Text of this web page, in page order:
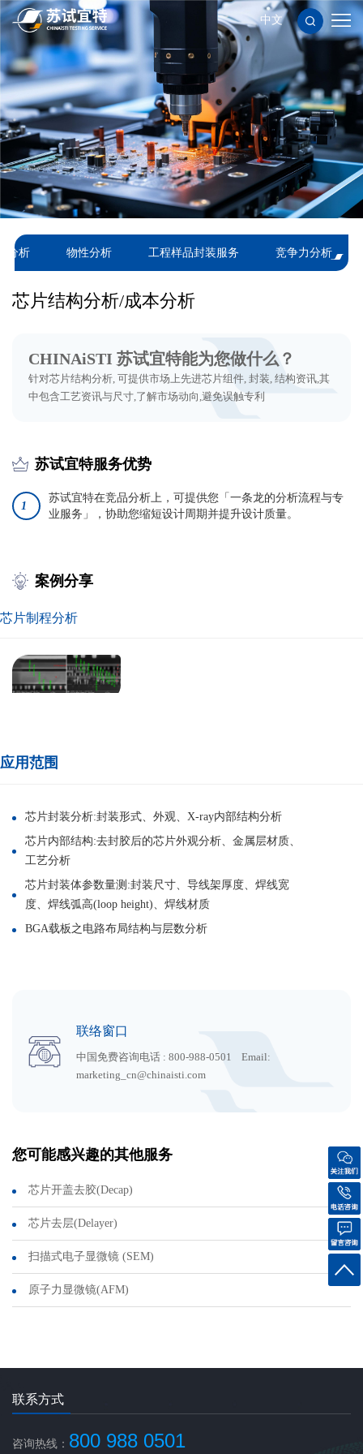
服
务
项
目
应
用
领
域
新
闻
资
讯
关
于
苏
人
力
联
中文
分析 物性分析 工程样品封装服务 竞争力分析
芯片结构分析/成本分析
CHINAiSTI 苏试宜特能为您做什么？
针对芯片结构分析, 可提供市场上先进芯片组件, 封装, 结构资讯,其
中包含工艺资讯与尺寸,了解市场动向,避免误触专利
苏试宜特服务优势
1
苏试宜特在竞品分析上，可提供您「一条龙的分析流程与专
业服务」，协助您缩短设计周期并提升设计质量。
案例分享
芯片制程分析
应用范围
芯片封装分析:封装形式、外观、X-ray内部结构分析
芯片内部结构:去封胶后的芯片外观分析、金属层材质、
工艺分析
芯片封装体参数量测:封装尺寸、导线架厚度、焊线宽
度、焊线弧高(loop height)、焊线材质
BGA载板之电路布局结构与层数分析
联络窗口
中国免费咨询电话 : 800-988-0501 Email:
marketing_cn@chinaisti.com
您可能感兴趣的其他服务
芯片开盖去胶(Decap)
芯片去层(Delayer)
扫描式电子显微镜 (SEM)
原子力显微镜(AFM)
联系方式
咨询热线： 800 988 0501